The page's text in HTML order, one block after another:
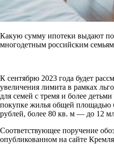
Какую сумму ипотеки выдают
многодетным российским
К сентябрю 2023 года будет
увеличения лимита в рамках
для семей с тремя и более
покупке жилья общей
рублей, более 80 кв. м — до 12
Соответствующее поручение
опубликованном на сайте